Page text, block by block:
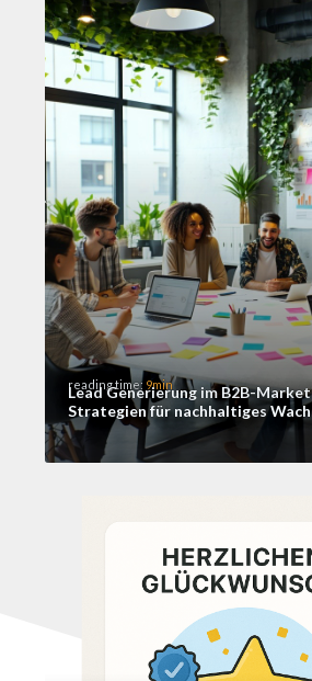
Lead Generierung im B2B-
Strategien für nachhaltiges
reading time: 9min